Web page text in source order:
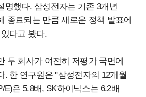
명했다. 삼성전자는 기존 3개년
종료되는 만큼 새로운 정책 발표에
다고 봤다.
두 회사가 여전히 저평가 국면에
. 한 연구원은 "삼성전자의 12개월
E)은 5.8배, SK하이닉스는 6.2배